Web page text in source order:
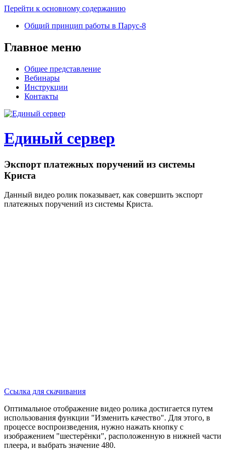
Перейти к основному содержанию
Общий принцип рабoты в Паруc-8
Главное меню
Общее представление
Вебинары
Инструкции
Контакты
Единый сервер
Экспорт платежных поручений из системы
Криста
Данный видео ролик показывает, как совершить экспорт
платежных поручений из системы Криста.
Ссылка для скачивания
Оптимальное отображение видео ролика достигается путем
использования функции "Изменить качество". Для этого, в
процессе воспроизведения, нужно нажать кнопку с
изображением "шестерёнки", расположенную в нижней части
плеера, и выбрать значение 480.